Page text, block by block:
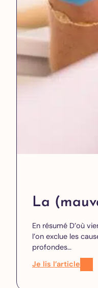
La
En résumé D’où
l’on exclue les
profondes…
Je lis l’article